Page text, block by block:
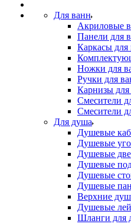
Для ванн
Акриловые
Панели для
Каркасы для
Ножки для
Ручки для
Карнизы для
Смесители
Смесители
Для душа
Душевые
Душевые
Душевые
Душевые
Душевые
Душевые
Верхние
Душевые
Шланги для